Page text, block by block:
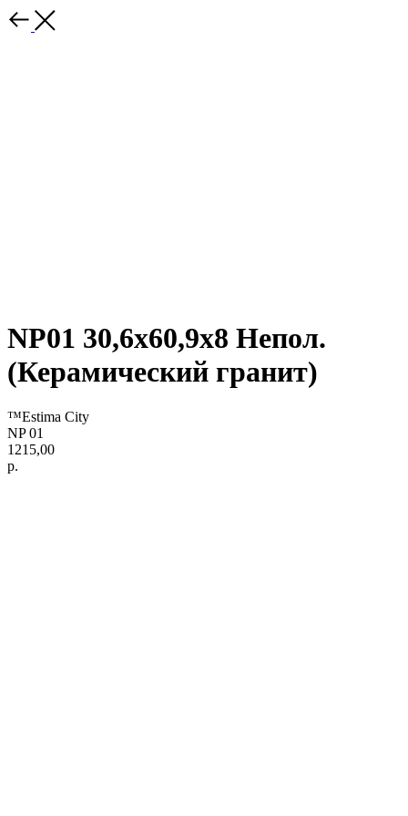
NP01 30,6x60,9x8 Непол.
(Керамический гранит)
™Estima City
NP 01
1215,00
р.